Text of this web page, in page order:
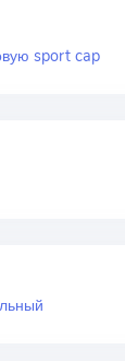
sport cap